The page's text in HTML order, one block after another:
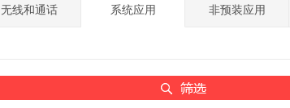
无线和通话 系统应用 非预装应用